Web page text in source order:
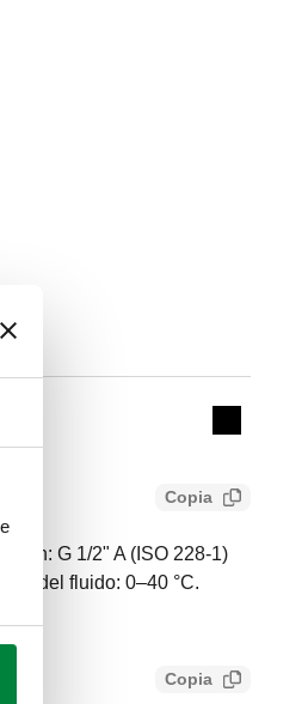
Collapse
Copia
G 1/2" A (ISO 228-1)
del fluido: 0–40 °C.
Copia